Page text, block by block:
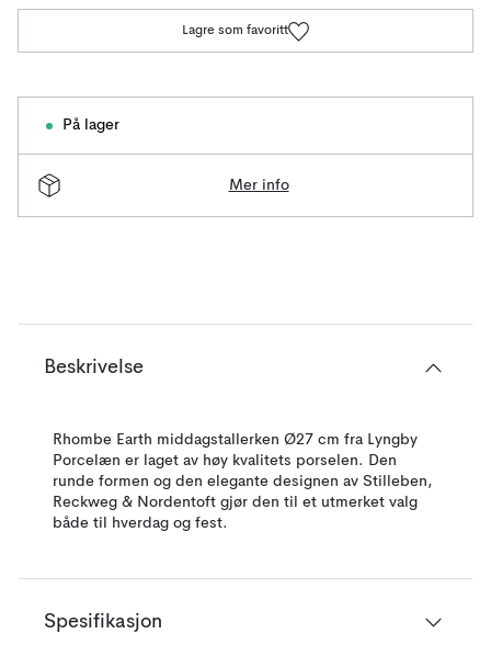
Lagre som favoritt
På lager
Mer info
Beskrivelse
Rhombe Earth middagstallerken Ø27 cm fra Lyngby
Porcelæn er laget av høy kvalitets porselen. Den
runde formen og den elegante designen av Stilleben,
Reckweg & Nordentoft gjør den til et utmerket valg
både til hverdag og fest.
Spesifikasjon